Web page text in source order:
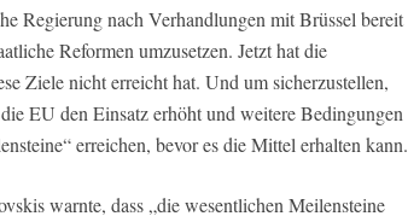
Regierung nach Verhandlungen mit Brüssel bereit
Reformen umzusetzen. Jetzt hat die
Ziele nicht erreicht hat. Und um sicherzustellen,
EU den Einsatz erhöht und weitere Bedingungen
erreichen, bevor es die Mittel erhalten kann.
warnte, dass „die wesentlichen Meilensteine